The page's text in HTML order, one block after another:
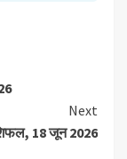
Next
18 जून 2026